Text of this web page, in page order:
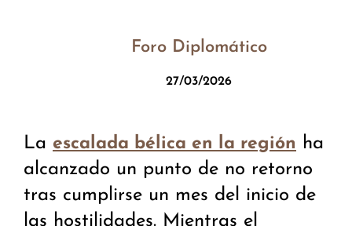
Foro Diplomático
27/03/2026
La escalada bélica en la región ha
alcanzado un punto de no retorno
tras cumplirse un mes del inicio de
las hostilidades. Mientras el